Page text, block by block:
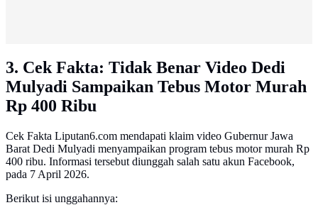
3. Cek Fakta: Tidak Benar Video Dedi
Mulyadi Sampaikan Tebus Motor Murah
Rp 400 Ribu
Cek Fakta Liputan6.com mendapati klaim video Gubernur Jawa
Barat Dedi Mulyadi menyampaikan program tebus motor murah Rp
400 ribu. Informasi tersebut diunggah salah satu akun Facebook,
pada 7 April 2026.
Berikut isi unggahannya: